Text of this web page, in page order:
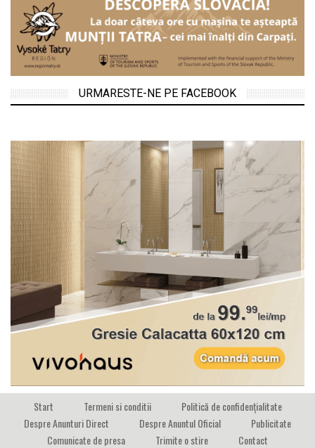
URMARESTE-NE PE FACEBOOK
Start Termeni si conditii
Politică de confidențialitate
Despre Anunturi Direct
Despre Anuntul Oficial
Publicitate
Comunicate de presa
Trimite o stire Contact